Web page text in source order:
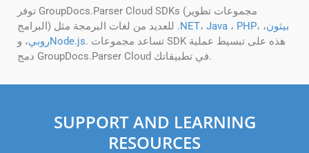
توفر GroupDocs.Parser Cloud SDKs (مجموعات تطوير
.NET، Java ، PHP، بيثون،
روبي، و Node.js. تساعد مجموعات SDK هذه على تبسيط عملية
دمج GroupDocs.Parser Cloud في تطبيقاتك.
SUPPORT AND LEARNING
RESOURCES